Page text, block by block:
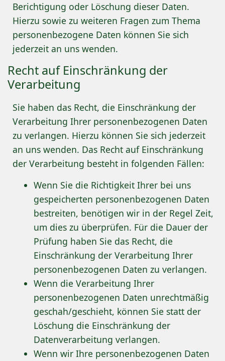
Berichtigung oder Löschung dieser Daten.
Hierzu sowie zu weiteren Fragen zum Thema
personenbezogene Daten können Sie sich
jederzeit an uns wenden.
Recht auf Einschränkung der
Verarbeitung
Sie haben das Recht, die Einschränkung der
Verarbeitung Ihrer personenbezogenen Daten
zu verlangen. Hierzu können Sie sich jederzeit
an uns wenden. Das Recht auf Einschränkung
der Verarbeitung besteht in folgenden Fällen:
Wenn Sie die Richtigkeit Ihrer bei uns
gespeicherten personenbezogenen Daten
bestreiten, benötigen wir in der Regel Zeit,
um dies zu überprüfen. Für die Dauer der
Prüfung haben Sie das Recht, die
Einschränkung der Verarbeitung Ihrer
personenbezogenen Daten zu verlangen.
Wenn die Verarbeitung Ihrer
personenbezogenen Daten unrechtmäßig
geschah/geschieht, können Sie statt der
Löschung die Einschränkung der
Datenverarbeitung verlangen.
Wenn wir Ihre personenbezogenen Daten